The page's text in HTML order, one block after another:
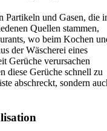
Partikeln und Gasen, die
Quellen stammen,
wo beim Kochen
der Wäscherei eines
Gerüche verursachen
diese Gerüche schnell zu
abschreckt, sondern